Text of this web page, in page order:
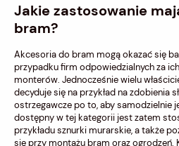
Jakie zastosowanie
bram?
Akcesoria do bram mogą okazać się
przypadku firm odpowiedzialnych za
monterów. Jednocześnie wielu
decyduje się na przykład na zdobienia
ostrzegawcze po to, aby samodzielnie
dostępny w tej kategorii jest zatem
przykładu sznurki murarskie, a także
się przy montażu bram oraz ogrodzeń.